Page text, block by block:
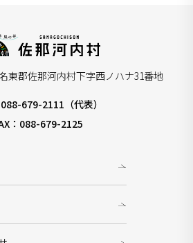
東郡佐那河内村下字西ノハナ31番地
679-2111（代表）
：088-679-2125